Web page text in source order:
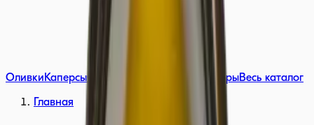
ОливкиКаперсыСоусы НаборыВесь каталог
Главная